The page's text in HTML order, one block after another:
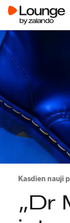
Kasdien nauji
„Dr